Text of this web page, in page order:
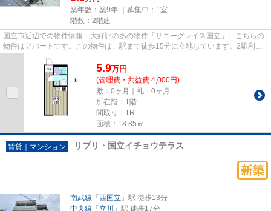
築年数：築9年 ｜募集中： 1室
階数：2階建
国立市近辺での物件情報：大好評のあの物件「サニーグレイス国立」。こちらの
物件はアパートです。この物件は、駅まで徒歩15分に立地しています。2駅利用
できる場所にあり、行き先に応...
5.9万円
(管理費・共益費 4,000円)
敷：0ヶ月｜礼：0ヶ月
所在階：1階
間取り：1R
面積：18.85㎡
賃貸｜マンション リブリ・国立イチョウテラス
南武線 「 西国立 」駅 徒歩13分
中央線 「 立川
」駅 徒歩17分